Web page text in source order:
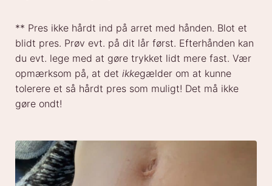
** Pres ikke hårdt ind på arret med hånden. Blot et
blidt pres. Prøv evt. på dit lår først. Efterhånden kan
du evt. lege med at gøre trykket lidt mere fast. Vær
opmærksom på, at det ikkegælder om at kunne
tolerere et så hårdt pres som muligt! Det må ikke
gøre ondt!